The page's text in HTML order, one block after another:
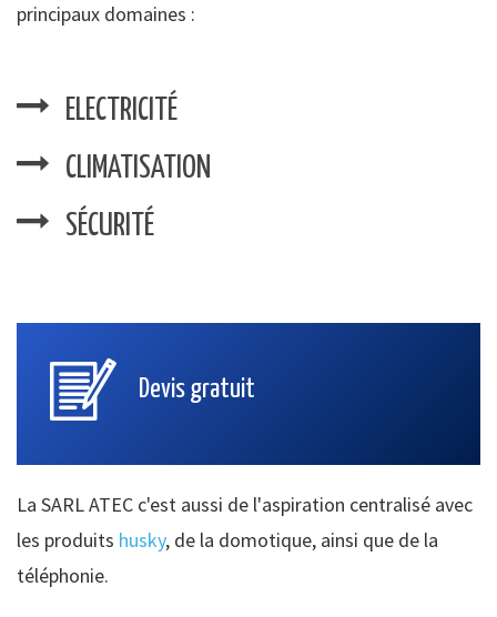
principaux domaines :
ELECTRICITÉ
CLIMATISATION
SÉCURITÉ
Devis gratuit
La SARL ATEC c'est aussi de l'aspiration centralisé avec
les produits husky, de la domotique, ainsi que de la
téléphonie.